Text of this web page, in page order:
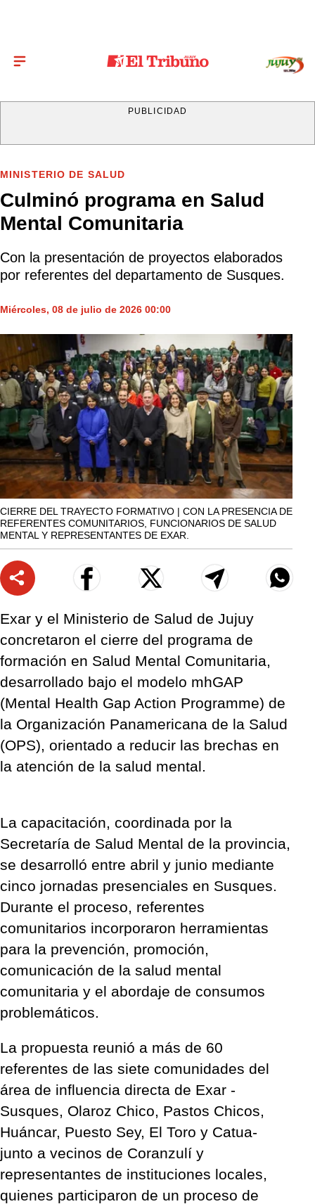
PUBLICIDAD
MINISTERIO DE SALUD
Culminó programa en Salud
Mental Comunitaria
Con la presentación de proyectos elaborados
por referentes del departamento de Susques.
Miércoles, 08 de julio de 2026 00:00
CIERRE DEL TRAYECTO FORMATIVO | CON LA PRESENCIA DE
REFERENTES COMUNITARIOS, FUNCIONARIOS DE SALUD
MENTAL Y REPRESENTANTES DE EXAR.
Exar y el Ministerio de Salud de Jujuy
concretaron el cierre del programa de
formación en Salud Mental Comunitaria,
desarrollado bajo el modelo mhGAP
(Mental Health Gap Action Programme) de
la Organización Panamericana de la Salud
(OPS), orientado a reducir las brechas en
la atención de la salud mental.
La capacitación, coordinada por la
Secretaría de Salud Mental de la provincia,
se desarrolló entre abril y junio mediante
cinco jornadas presenciales en Susques.
Durante el proceso, referentes
comunitarios incorporaron herramientas
para la prevención, promoción,
comunicación de la salud mental
comunitaria y el abordaje de consumos
problemáticos.
La propuesta reunió a más de 60
referentes de las siete comunidades del
área de influencia directa de Exar -
Susques, Olaroz Chico, Pastos Chicos,
Huáncar, Puesto Sey, El Toro y Catua-
junto a vecinos de Coranzulí y
representantes de instituciones locales,
quienes participaron de un proceso de